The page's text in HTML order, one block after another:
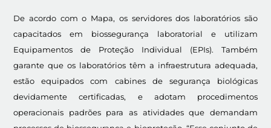
De acordo com o Mapa, os servidores dos laboratórios são
capacitados em biossegurança laboratorial e utilizam
Equipamentos de Proteção Individual (EPIs). Também
garante que os laboratórios têm a infraestrutura adequada,
estão equipados com cabines de segurança biológicas
devidamente certificadas, e adotam procedimentos
operacionais padrões para as atividades que demandam